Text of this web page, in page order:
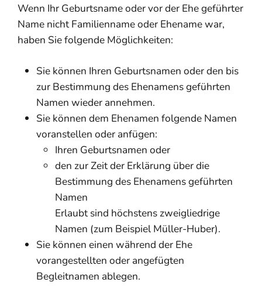
Wenn Ihr Geburtsname oder vor der Ehe geführter
Name nicht Familienname oder Ehename war,
haben Sie folgende Möglichkeiten:
Sie können Ihren Geburtsnamen oder den bis
zur Bestimmung des Ehenamens geführten
Namen wieder annehmen.
Sie können dem Ehenamen folgende Namen
voranstellen oder anfügen:
Ihren Geburtsnamen oder
den zur Zeit der Erklärung über die
Bestimmung des Ehenamens geführten
Namen
Erlaubt sind höchstens zweigliedrige
Namen (zum Beispiel Müller-Huber).
Sie können einen während der Ehe
vorangestellten oder angefügten
Begleitnamen ablegen.